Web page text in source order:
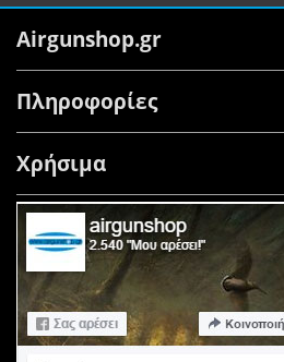
Airgunshop.gr
Πληροφορίες
Χρήσιμα